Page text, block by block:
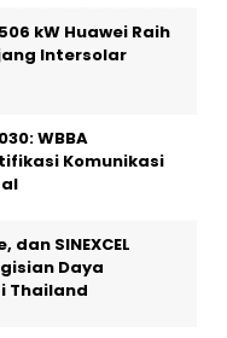
kW Huawei Raih
Intersolar
WBBA
Komunikasi
dan SINEXCEL
Daya
Thailand